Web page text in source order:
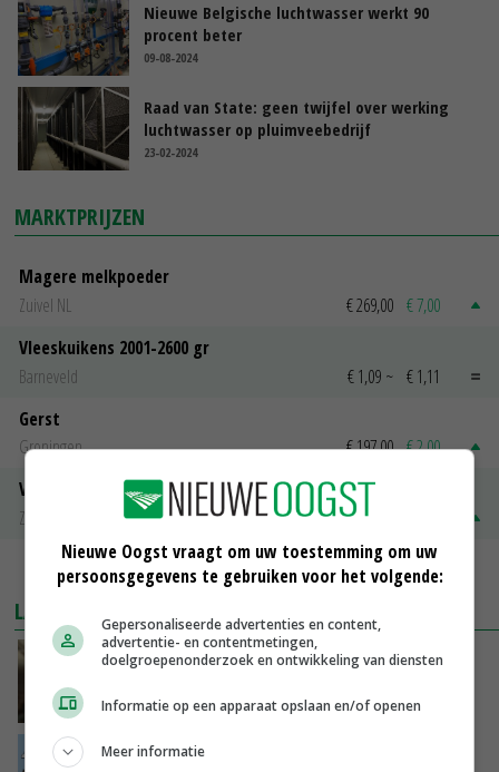
Nieuwe Belgische luchtwasser werkt 90
procent beter
09-08-2024
Raad van State: geen twijfel over werking
luchtwasser op pluimveebedrijf
23-02-2024
MARKTPRIJZEN
Magere melkpoeder
Zuivel NL
€ 269,00 € 7,00
Vleeskuikens 2001-2600 gr
Barneveld
€ 1,09 ~ € 1,11
Gerst
Groningen
€ 197,00 € 2,00
Volle melkpoeder
Zuivel NL
€ 345,00
MEER MARKTPRIJZEN
LAATSTE NIEUWS
‘Samenwerking A-ware en Amalthea gaat
VANDAAG, 16:01
Internationale vraag naar geitenzuivel blijft
Nieuwe Oogst vraagt om uw toestemming om uw
persoonsgegevens te gebruiken voor het volgende:
Gepersonaliseerde advertenties en content,
advertentie- en contentmetingen,
doelgroepenonderzoek en ontwikkeling van diensten
Informatie op een apparaat opslaan en/of openen
Meer informatie